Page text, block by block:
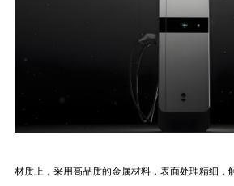
材质上，采用高品质的金属材料，表面处理精细，